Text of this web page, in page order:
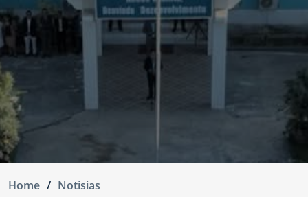
Home
Notisias